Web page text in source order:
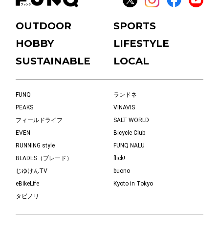
OUTDOOR
SPORTS
HOBBY
LIFESTYLE
SUSTAINABLE
LOCAL
FUNQ
ランドネ
PEAKS
VINAVIS
フィールドライフ
SALT WORLD
EVEN
Bicycle Club
RUNNING style
FUNQ NALU
BLADES（ブレード）
flick!
じゆけんTV
buono
eBikeLife
Kyoto in Tokyo
タビノリ